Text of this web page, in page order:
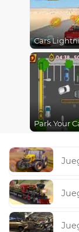
Park Your